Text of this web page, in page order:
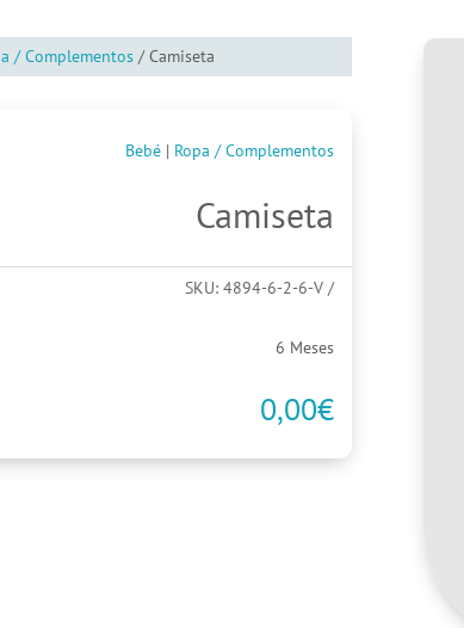
/ Complementos / Camiseta
Bebé | Ropa / Complementos
Camiseta
SKU:4894-6-2-6-V
6 Meses
0,00€